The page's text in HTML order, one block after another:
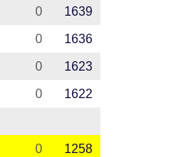
0 1639
0 1636
0 1623
0 1622
0 1258